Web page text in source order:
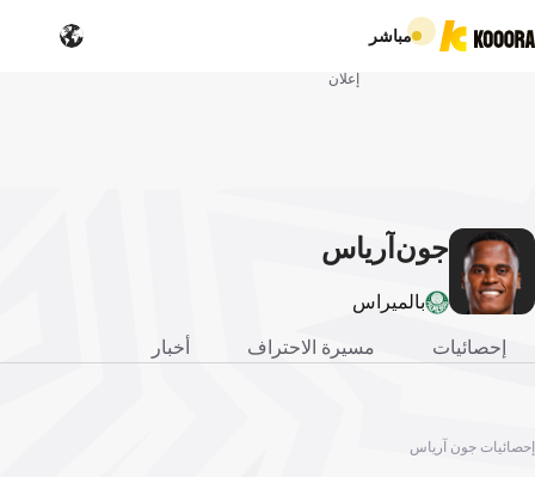
مباشر
إعلان
جون آرياس
بالميراس
إحصائيات مسيرة الاحتراف أخبار
إحصائيات جون آرياس